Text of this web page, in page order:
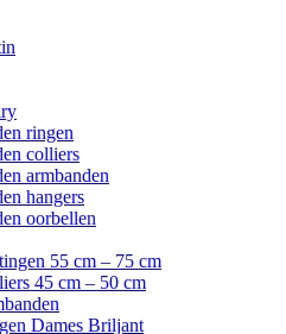
ringen
colliers
armbanden
hangers
oorbellen
55 cm – 75 cm
45 cm – 50 cm
Dames Briljant